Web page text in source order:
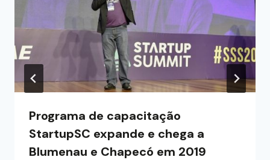
Programa de capacitação
StartupSC expande e chega a
Blumenau e Chapecó em 2019